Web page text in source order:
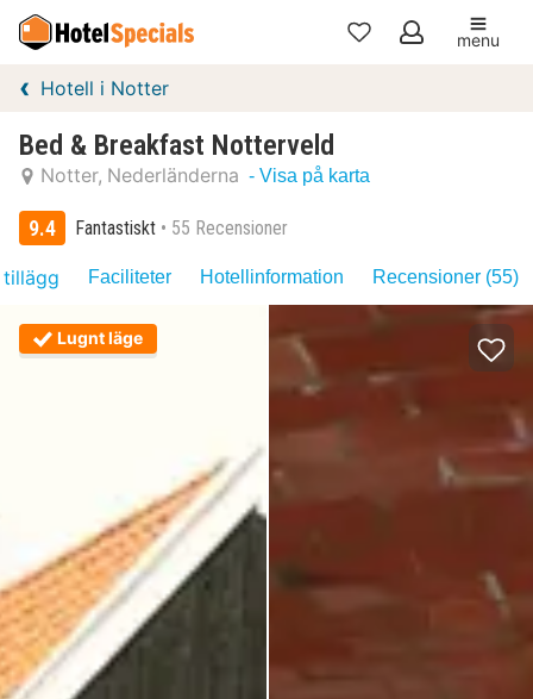
Mina
menu
Hotell i Notter
Bed & Breakfast Notterveld
Notter Nederländerna - Visa på karta
9.4 Fantastiskt 55 Recensioner
Faciliteter Hotellinformation Recensioner (55)
Lugnt läge